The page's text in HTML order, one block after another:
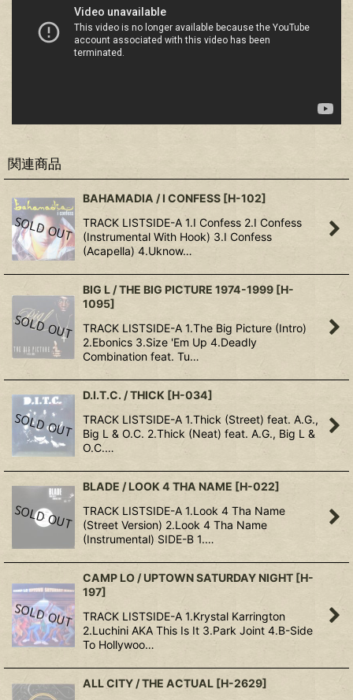
関連商品
BAHAMADIA / I CONFESS [H-102]
TRACK LISTSIDE-A 1.I Confess 2.I Confess
(Instrumental With Hook) 3.I Confess
(Acapella) 4.Uknow…
BIG L / THE BIG PICTURE 1974-1999 [H-
1095]
TRACK LISTSIDE-A 1.The Big Picture (Intro)
2.Ebonics 3.Size 'Em Up 4.Deadly
Combination feat. Tu…
D.I.T.C. / THICK [H-034]
TRACK LISTSIDE-A 1.Thick (Street) feat. A.G.,
Big L & O.C. 2.Thick (Neat) feat. A.G., Big L &
O.C.…
BLADE / LOOK 4 THA NAME [H-022]
TRACK LISTSIDE-A 1.Look 4 Tha Name
(Street Version) 2.Look 4 Tha Name
(Instrumental) SIDE-B 1.…
CAMP LO / UPTOWN SATURDAY NIGHT [H-
197]
TRACK LISTSIDE-A 1.Krystal Karrington
2.Luchini AKA This Is It 3.Park Joint 4.B-Side
To Hollywoo…
ALL CITY / THE ACTUAL [H-2629]